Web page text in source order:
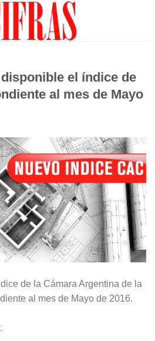
el índice de
al mes de Mayo
de la Cámara Argentina de la
al mes de Mayo de 2016.